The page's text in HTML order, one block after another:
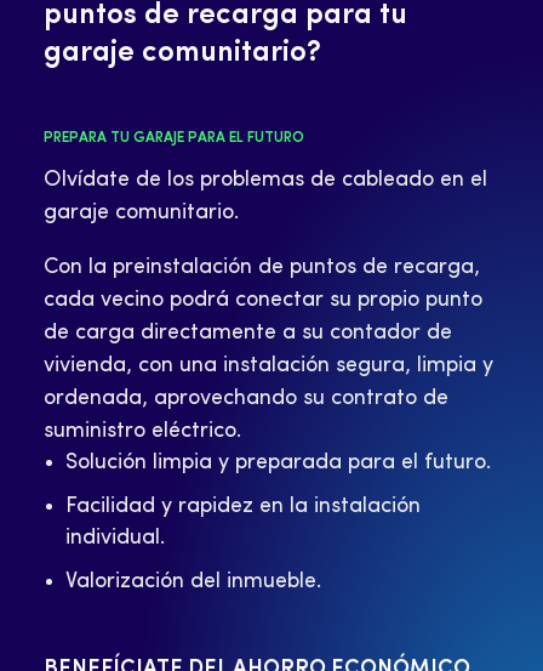
puntos de recarga para tu
garaje comunitario?
PREPARA TU GARAJE PARA EL FUTURO
Olvídate de los problemas de cableado en el
garaje comunitario.
Con la preinstalación de puntos de recarga,
cada vecino podrá conectar su propio punto
de carga directamente a su contador de
vivienda, con una instalación segura, limpia y
ordenada, aprovechando su contrato de
suministro eléctrico.
Solución limpia y preparada para el futuro.
Facilidad y rapidez en la instalación
individual.
Valorización del inmueble.